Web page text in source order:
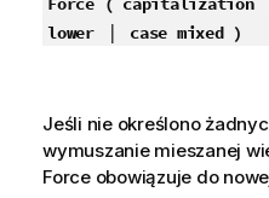
lower| case mixed )
Jeśli nie określono
wymuszanie mieszanej
Force obowiązuje do